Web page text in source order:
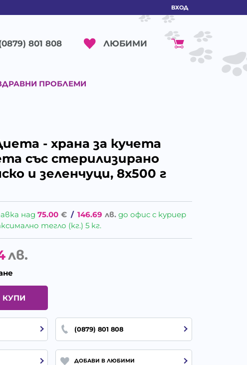
ВХОД
801 808 ЛЮБИМИ
ПРОБЛЕМИ
- храна за кучета
със стерилизирано
и зеленчуци, 8х500 г
над75.00 € / 146.69 лв. до офис с куриер
тегло (кг.) 5 кг.
лв.
КУПИ
(0879) 801 808
ДОБАВИ В ЛЮБИМИ